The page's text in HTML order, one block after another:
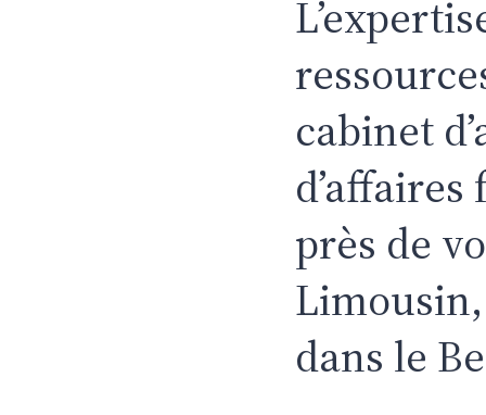
cabinet
près de
dans le